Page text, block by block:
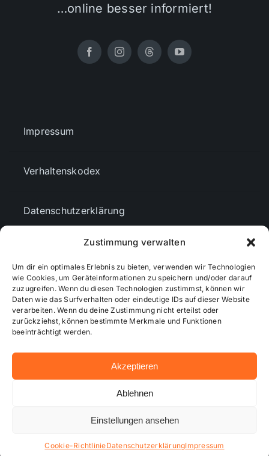
Zustimmung verwalten
Um dir ein optimales Erlebnis zu bieten, verwenden wir Technologien
wie Cookies, um Geräteinformationen zu speichern und/oder darauf
zuzugreifen. Wenn du diesen Technologien zustimmst, können wir
Daten wie das Surfverhalten oder eindeutige IDs auf dieser Website
verarbeiten. Wenn du deine Zustimmung nicht erteilst oder
zurückziehst, können bestimmte Merkmale und Funktionen
beeinträchtigt werden.
Akzeptieren
Ablehnen
Einstellungen ansehen
Cookie-RichtlinieDatenschutzerklärungImpressum
…online besser informiert!
Impressum
Verhaltenskodex
Datenschutzerklärung
Cookie-Richtlinie (EU)
Mediendaten
© 2026 - Wiesbadenaktuell ...online besser informiert!